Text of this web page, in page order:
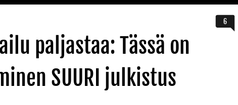
paljastaa: Tässä on
SUURI julkistus
6